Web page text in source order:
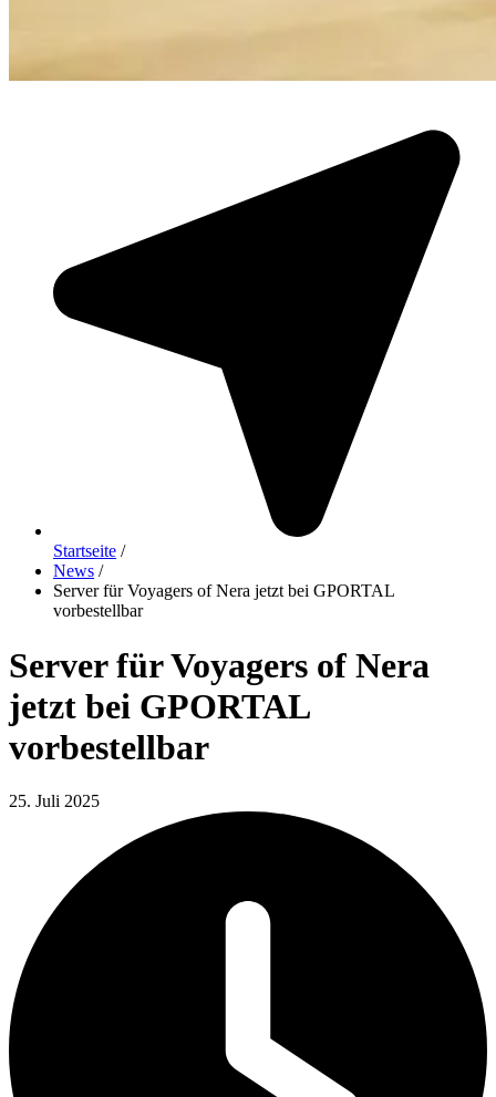
Startseite /
News /
Server für Voyagers of Nera jetzt bei GPORTAL
vorbestellbar
Server für Voyagers of Nera
jetzt bei GPORTAL
vorbestellbar
25. Juli 2025